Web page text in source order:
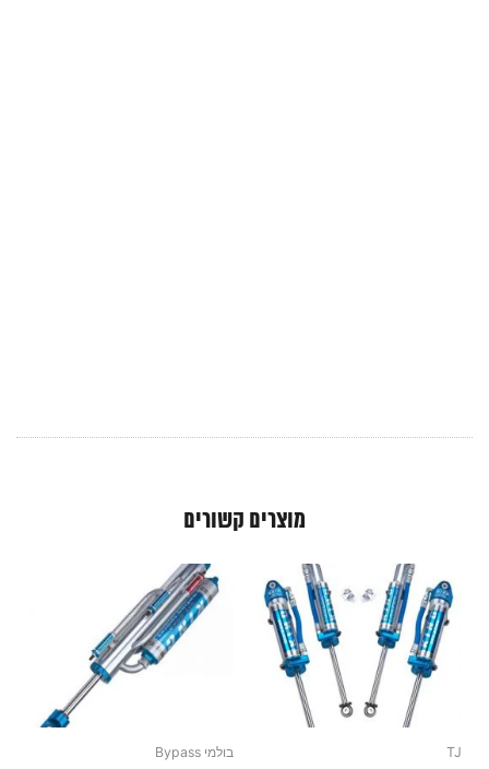
מוצרים קשורים
TJ בולמי Bypass